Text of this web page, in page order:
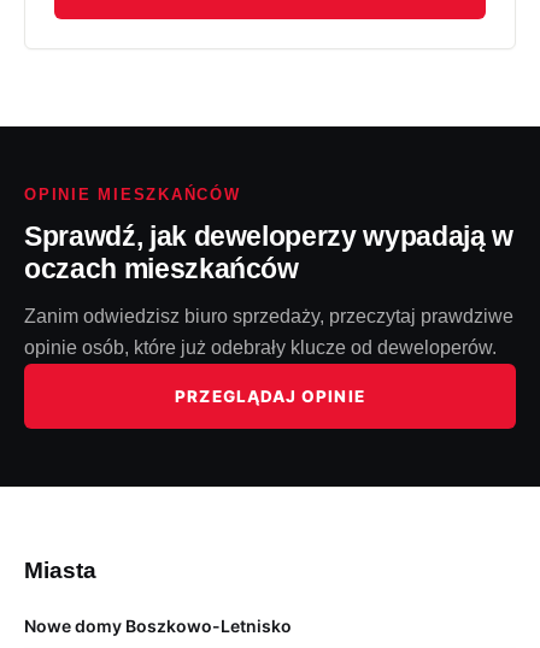
OPINIE MIESZKAŃCÓW
Sprawdź, jak deweloperzy wypadają w
oczach mieszkańców
Zanim odwiedzisz biuro sprzedaży, przeczytaj prawdziwe
opinie osób, które już odebrały klucze od deweloperów.
PRZEGLĄDAJ OPINIE
Miasta
Nowe domy Boszkowo-Letnisko